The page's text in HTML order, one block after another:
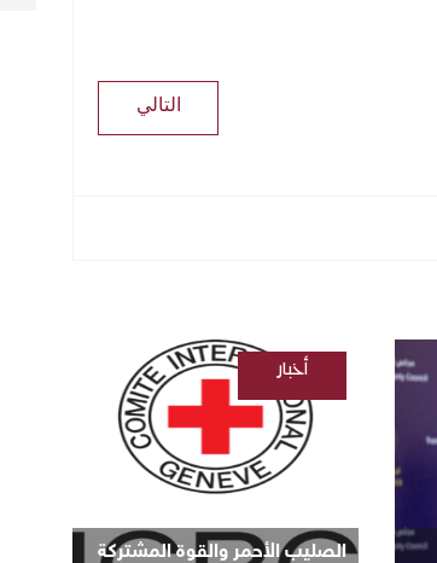
التالي
الصليب الأحمر والقوة المشتركة
أخبار
/
السودانية